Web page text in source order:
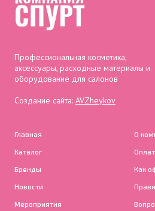
Профессиональная косметика,
аксессуары, расходные материалы и
оборудование для салонов
Создание сайта: AVZheykov
Главная
Каталог
Бренды
Новости
Мероприятия
О
Как